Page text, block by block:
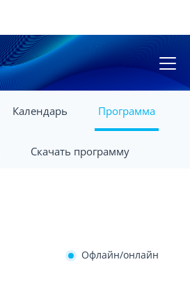
Календарь Программа
Скачать программу
Офлайн/онлайн